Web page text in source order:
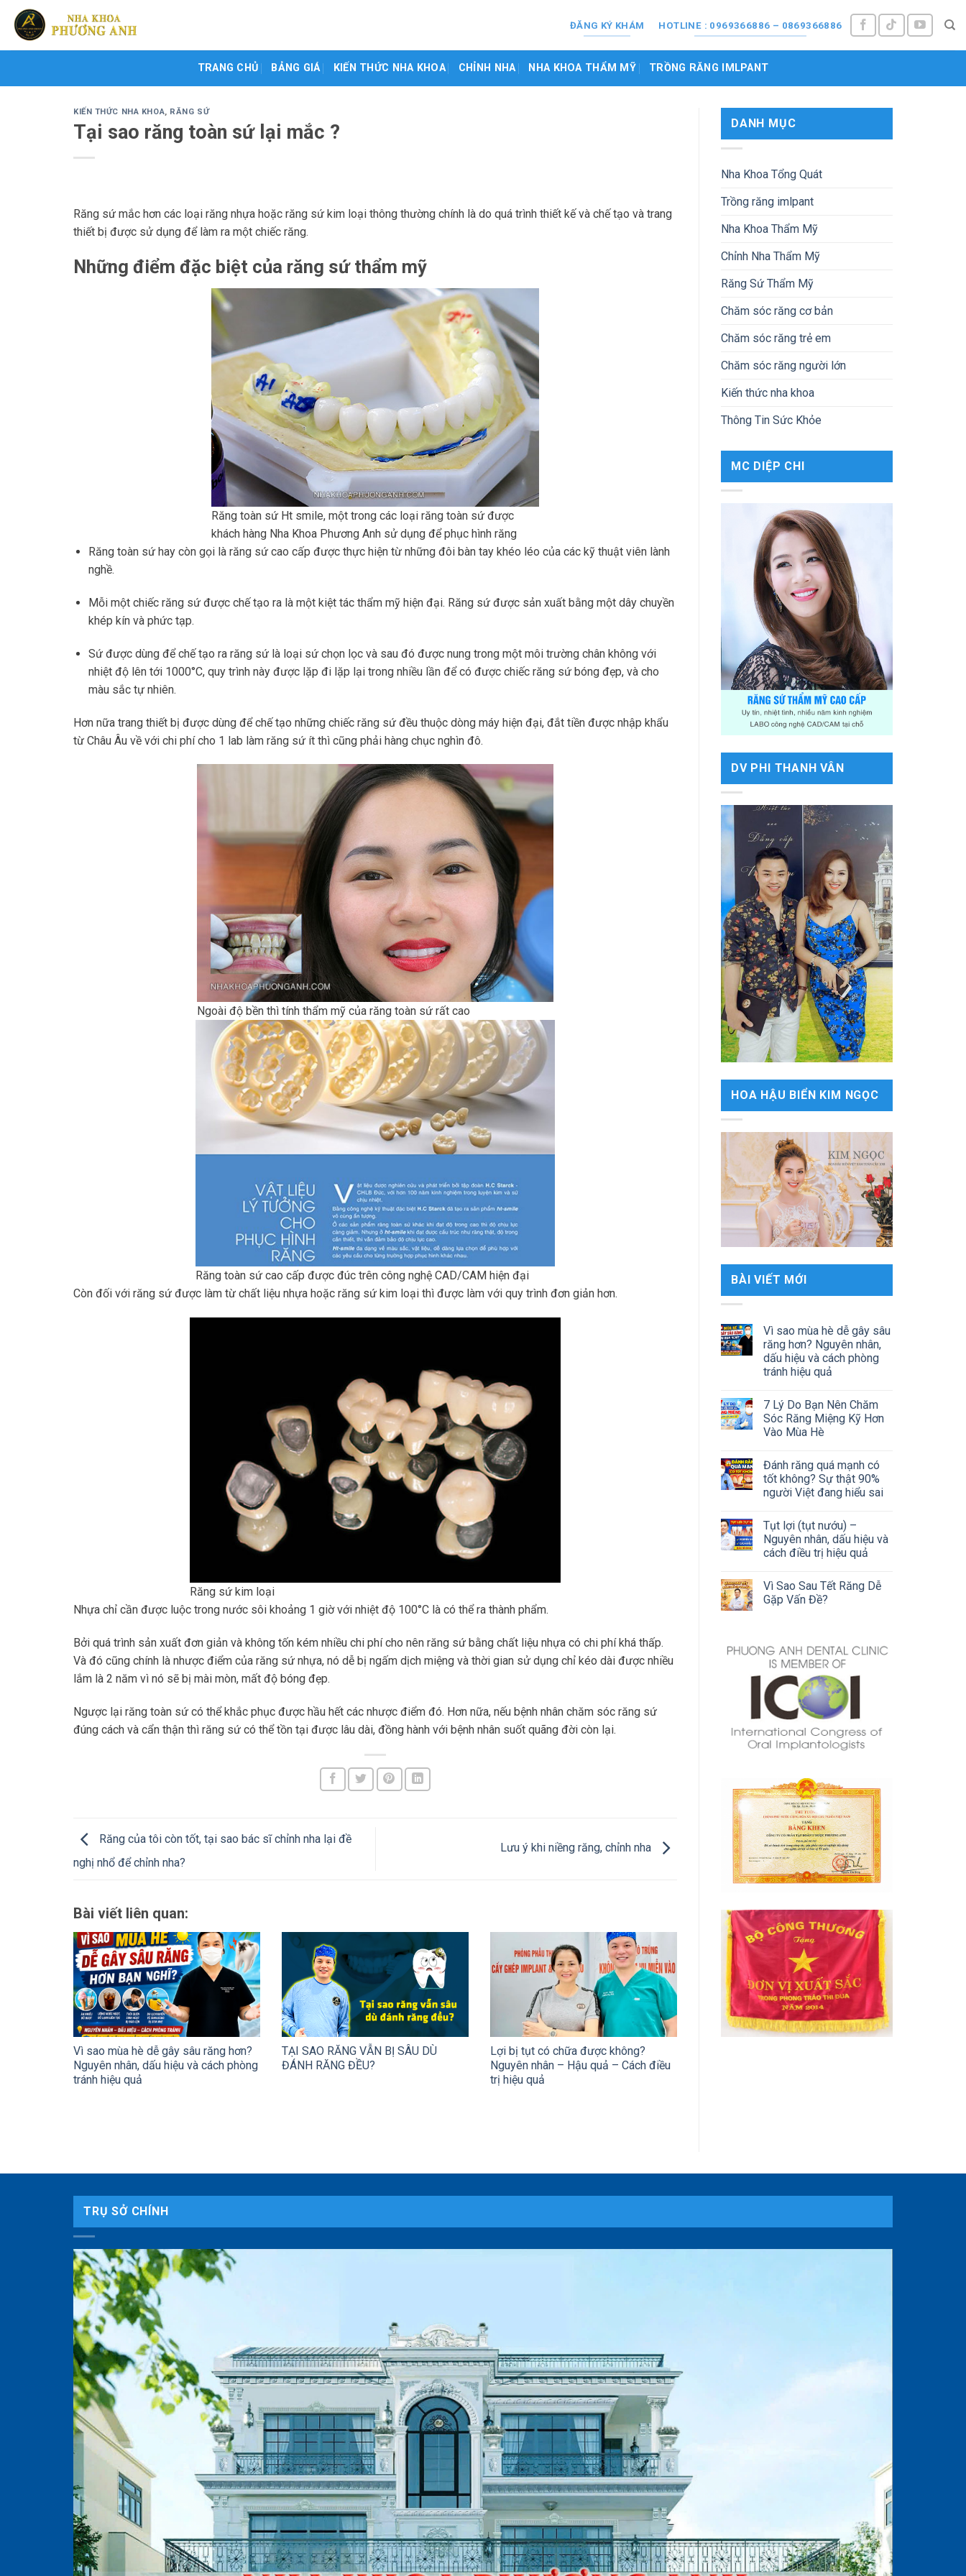
Skip
content
ĐĂNG KÝ KHÁM HOTLINE : 0969366886 – 0869366886
TRANG CHỦ BẢNG GIÁ KIẾN THỨC NHA KHOA CHỈNH NHA NHA KHOA THẨM MỸ TRỒNG RĂNG IMLPANT
KIẾN THỨC NHA KHOA, RĂNG SỨ
Tại sao răng toàn sứ lại mắc ?
Răng sứ mắc hơn các loại răng nhựa hoặc răng sứ kim loại thông thường chính là do quá trình thiết kế và chế tạo và trang
thiết bị được sử dụng để làm ra một chiếc răng.
Những điểm đặc biệt của răng sứ thẩm mỹ
Răng toàn sứ Ht smile, một trong các loại răng toàn sứ được
khách hàng Nha Khoa Phương Anh sử dụng để phục hình răng
Răng toàn sứ hay còn gọi là răng sứ cao cấp được thực hiện từ những đôi bàn tay khéo léo của các kỹ thuật viên lành
nghề.
Mỗi một chiếc răng sứ được chế tạo ra là một kiệt tác thẩm mỹ hiện đại. Răng sứ được sản xuất bằng một dây chuyền
khép kín và phức tạp.
Sứ được dùng để chế tạo ra răng sứ là loại sứ chọn lọc và sau đó được nung trong một môi trường chân không với
nhiệt độ lên tới 1000°C, quy trình này được lặp đi lặp lại trong nhiều lần để có được chiếc răng sứ bóng đẹp, và cho
màu sắc tự nhiên.
Hơn nữa trang thiết bị được dùng để chế tạo những chiếc răng sứ đều thuộc dòng máy hiện đại, đắt tiền được nhập khẩu
từ Châu Âu về với chi phí cho 1 lab làm răng sứ ít thì cũng phải hàng chục nghìn đô.
Ngoài độ bền thì tính thẩm mỹ của răng toàn sứ rất cao
Răng toàn sứ cao cấp được đúc trên công nghệ CAD/CAM hiện đại
Còn đối với răng sứ được làm từ chất liệu nhựa hoặc răng sứ kim loại thì được làm với quy trình đơn giản hơn.
Răng sứ kim loại
Nhựa chỉ cần được luộc trong nước sôi khoảng 1 giờ với nhiệt độ 100°C là có thể ra thành phẩm.
Bởi quá trình sản xuất đơn giản và không tốn kém nhiều chi phí cho nên răng sứ bằng chất liệu nhựa có chi phí khá thấp.
Và đó cũng chính là nhược điểm của răng sứ nhựa, nó dễ bị ngấm dịch miệng và thời gian sử dụng chỉ kéo dài được nhiều
lắm là 2 năm vì nó sẽ bị mài mòn, mất độ bóng đẹp.
Ngược lại răng toàn sứ có thể khắc phục được hầu hết các nhược điểm đó. Hơn nữa, nếu bệnh nhân chăm sóc răng sứ
đúng cách và cẩn thận thì răng sứ có thể tồn tại được lâu dài, đồng hành với bệnh nhân suốt quãng đời còn lại.
Răng của tôi còn tốt, tại sao bác sĩ chỉnh nha lại đề
nghị nhổ để chỉnh nha?
Lưu ý khi niềng răng, chỉnh nha
Bài viết liên quan:
Vì sao mùa hè dễ gây sâu răng hơn?
Nguyên nhân, dấu hiệu và cách phòng
tránh hiệu quả
TẠI SAO RĂNG VẪN BỊ SÂU DÙ
ĐÁNH RĂNG ĐỀU?
Lợi bị tụt có chữa được không?
Nguyên nhân – Hậu quả – Cách điều
trị hiệu quả
DANH MỤC
Nha Khoa Tổng Quát
Trồng răng imlpant
Nha Khoa Thẩm Mỹ
Chỉnh Nha Thẩm Mỹ
Răng Sứ Thẩm Mỹ
Chăm sóc răng cơ bản
Chăm sóc răng trẻ em
Chăm sóc răng người lớn
Kiến thức nha khoa
Thông Tin Sức Khỏe
MC DIỆP CHI
DV PHI THANH VÂN
HOA HẬU BIỂN KIM NGỌC
BÀI VIẾT MỚI
Vì sao mùa hè dễ gây sâu
răng hơn? Nguyên nhân,
dấu hiệu và cách phòng
tránh hiệu quả
7 Lý Do Bạn Nên Chăm
Sóc Răng Miệng Kỹ Hơn
Vào Mùa Hè
Đánh răng quá mạnh có
tốt không? Sự thật 90%
người Việt đang hiểu sai
Tụt lợi (tụt nướu) –
Nguyên nhân, dấu hiệu và
cách điều trị hiệu quả
Vì Sao Sau Tết Răng Dễ
Gặp Vấn Đề?
TRỤ SỞ CHÍNH